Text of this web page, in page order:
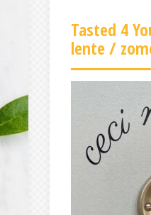
Tasted 4
lente /